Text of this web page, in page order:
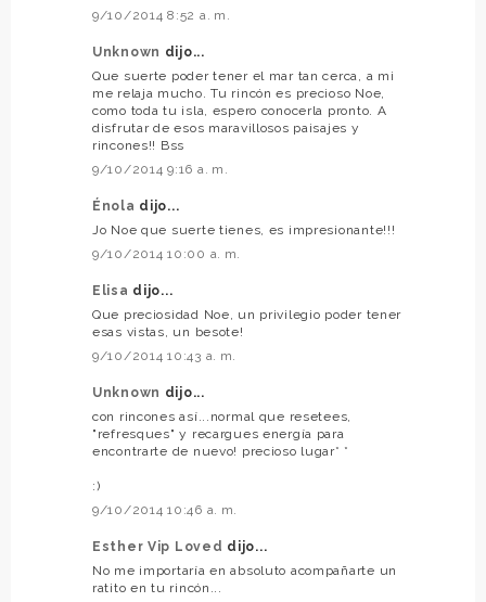
9/10/2014 8:52 a. m.
Unknown dijo...
Que suerte poder tener el mar tan cerca, a mi
me relaja mucho. Tu rincón es precioso Noe,
como toda tu isla, espero conocerla pronto. A
disfrutar de esos maravillosos paisajes y
rincones!! Bss
9/10/2014 9:16 a. m.
Énola dijo...
Jo Noe que suerte tienes, es impresionante!!!
9/10/2014 10:00 a. m.
Elisa dijo...
Que preciosidad Noe, un privilegio poder tener
esas vistas, un besote!
9/10/2014 10:43 a. m.
Unknown dijo...
con rincones así...normal que resetees,
"refresques" y recargues energía para
encontrarte de nuevo! precioso lugar* *
:)
9/10/2014 10:46 a. m.
Esther Vip Loved dijo...
No me importaría en absoluto acompañarte un
ratito en tu rincón...